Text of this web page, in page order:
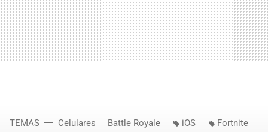
TEMAS Celulares Battle Royale iOS Fortnite